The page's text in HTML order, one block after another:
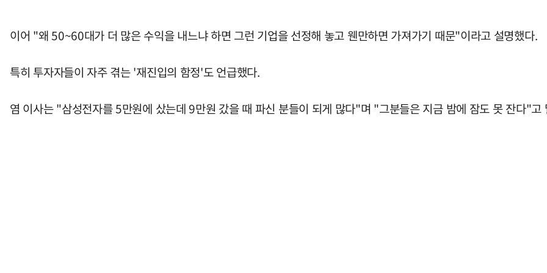
이어 "왜 50~60대가 더 많은 수익을 내느냐 하면 그런 기업을 선정해 놓고 웬만하면 가져가기 때문"이라고 설명했다.
특히 투자자들이 자주 겪는 '재진입의 함정'도 언급했다.
염 이사는 "삼성전자를 5만원에 샀는데 9만원 갔을 때 파신 분들이 되게 많다"며 "그분들은 지금 밤에 잠도 못 잔다"고